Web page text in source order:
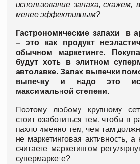
использование запаха,
менее эффективным?
Гастрономические запахи в
– это как продукт
обычном маркетинге.
будут хоть в элитном
автолавке. Запах выпечки
выпечку и надо это
максимальной степени.
Поэтому любому крупному
стоит озаботиться тем, чтобы в
пахло именно тем, чем там
не маркетинговая активность,
считаете маркетингом
супермаркете?